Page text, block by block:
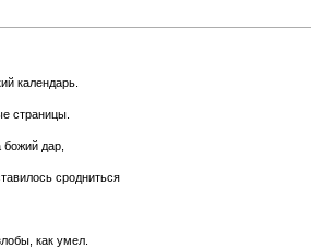
календарь.
страницы.
дар,
сродниться
как умел.